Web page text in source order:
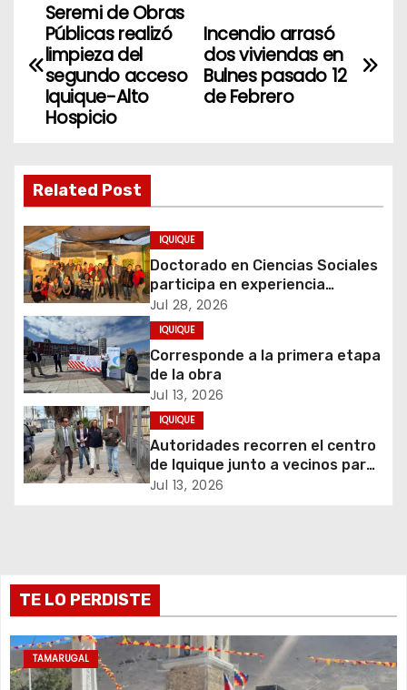
N
a
g
a
c
i
ó
n
d
e
e
r
a
d
Incendio arrasó
dos viviendas en
Bulnes pasado 12
de Febrero
Seremi de Obras
Públicas realizó
limpieza del
segundo acceso
Iquique-Alto
Hospicio
Related Post
IQUIQUE
Doctorado en Ciencias Sociales
participa en experiencia
comunitaria sobre cuidados y
migración
Jul 28, 2026
IQUIQUE
Corresponde a la primera etapa
de la obra
Jul 13, 2026
IQUIQUE
Autoridades recorren el centro
de Iquique junto a vecinos para
abordar problemáticas y
Jul 13, 2026
TE LO PERDISTE
TAMARUGAL